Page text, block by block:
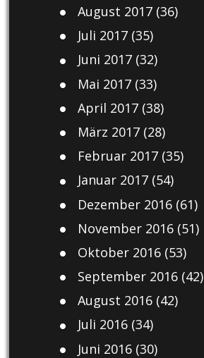
August 2017(36)
Juli 2017(35)
Juni 2017(32)
Mai 2017(33)
April 2017(38)
März 2017(28)
Februar 2017(35)
Januar 2017(54)
Dezember 2016(61)
November 2016(51)
Oktober 2016(53)
September 2016(42)
August 2016(42)
Juli 2016(34)
Juni 2016(30)